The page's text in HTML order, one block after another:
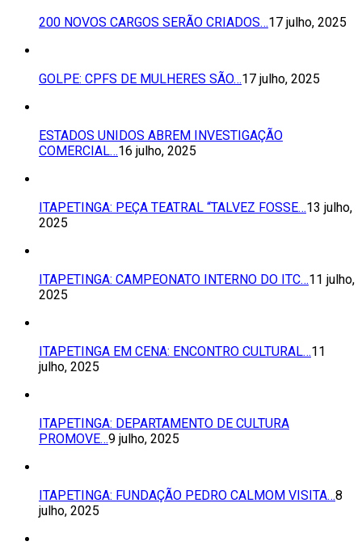
200 NOVOS CARGOS SERÃO CRIADOS…17 julho, 2025
GOLPE: CPFS DE MULHERES SÃO…17 julho, 2025
ESTADOS UNIDOS ABREM INVESTIGAÇÃO
COMERCIAL…16 julho, 2025
ITAPETINGA: PEÇA TEATRAL “TALVEZ FOSSE…13 julho,
2025
ITAPETINGA: CAMPEONATO INTERNO DO ITC…11 julho,
2025
ITAPETINGA EM CENA: ENCONTRO CULTURAL…11
julho, 2025
ITAPETINGA: DEPARTAMENTO DE CULTURA
PROMOVE…9 julho, 2025
ITAPETINGA: FUNDAÇÃO PEDRO CALMOM VISITA…8
julho, 2025